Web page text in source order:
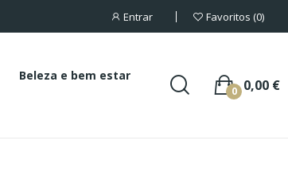
Entrar Favoritos 0
Beleza e bem estar
0,00 €
0